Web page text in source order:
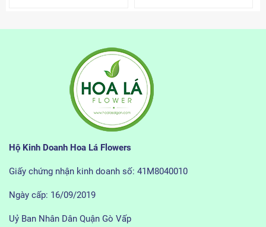
Hộ Kinh Doanh Hoa Lá Flowers
Giấy chứng nhận kinh doanh số: 41M8040010
Ngày cấp: 16/09/2019
Uỷ Ban Nhân Dân Quận Gò Vấp